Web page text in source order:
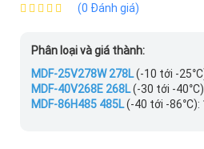
(0 Đánh giá)
Phân loại và giá thành:
MDF-25V278W 278L(-10 tới -
MDF-40V268E 268L(-30 tới -
MDF-86H485 485L(-40 tới -86°C):